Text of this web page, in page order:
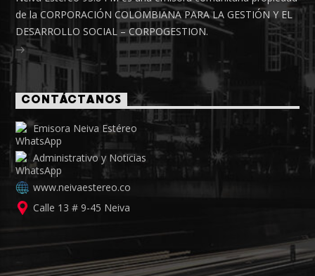
de la CORPORACIÓN COLOMBIANA PARA LA GESTIÓN Y EL
DESARROLLO SOCIAL – CORPOGESTION.
CONTÁCTANOS
Emisora Neiva Estéreo
Administrativo y Noticias
www.neivaestereo.co
Calle 13 # 9-45 Neiva